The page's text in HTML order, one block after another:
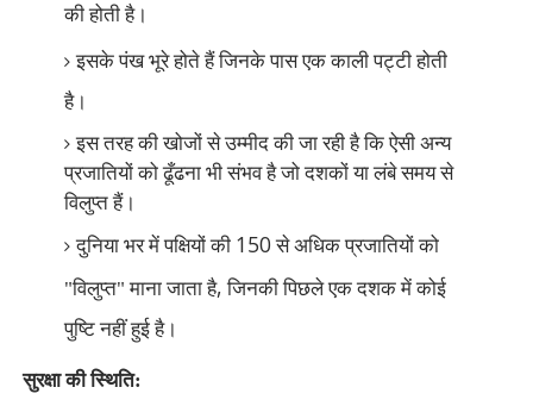
की होती है।
इसके पंख भूरे होते हैं जिनके पास एक काली पट्टी होती
है।
इस तरह की खोजों से उम्मीद की जा रही है कि ऐसी अन्य
प्रजातियों को ढूँढना भी संभव है जो दशकों या लंबे समय से
विलुप्त हैं।
दुनिया भर में पक्षियों की 150 से अधिक प्रजातियों को
"विलुप्त" माना जाता है,जिनकी पिछले एक दशक में कोई
पुष्टि नहीं हुई है।
सुरक्षा की स्थिति: